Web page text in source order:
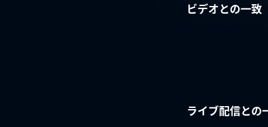
ビデオとの一致
ライブ配信との